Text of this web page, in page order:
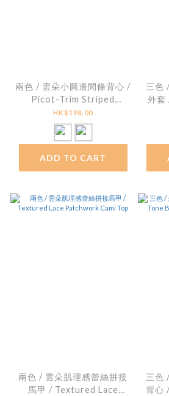
兩色 / 雲朵小圓邊間條背心 /
Picot-Trim Striped
Henley Tank
HK$198.00
ADD TO CART
三色
外
兩色 / 雲朵肌理感蕾絲拼接
馬甲 / Textured Lace
三色
背心